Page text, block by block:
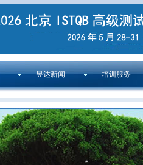
昱达新闻 培训服务